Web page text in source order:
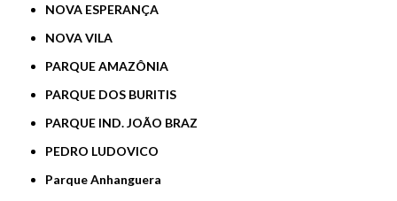
NOVA ESPERANÇA
NOVA VILA
PARQUE AMAZÔNIA
PARQUE DOS BURITIS
PARQUE IND. JOÃO BRAZ
PEDRO LUDOVICO
Parque Anhanguera